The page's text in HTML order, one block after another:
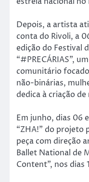
Depois, a artista
conta do Rivoli, a
edição do Festival
“#PRECÁRIAS”,
comunitário
não-binárias,
dedica à criação
Em junho, dias 06
“ZHA!” do projeto
peça com direção
Ballet National de
Content”, nos dias